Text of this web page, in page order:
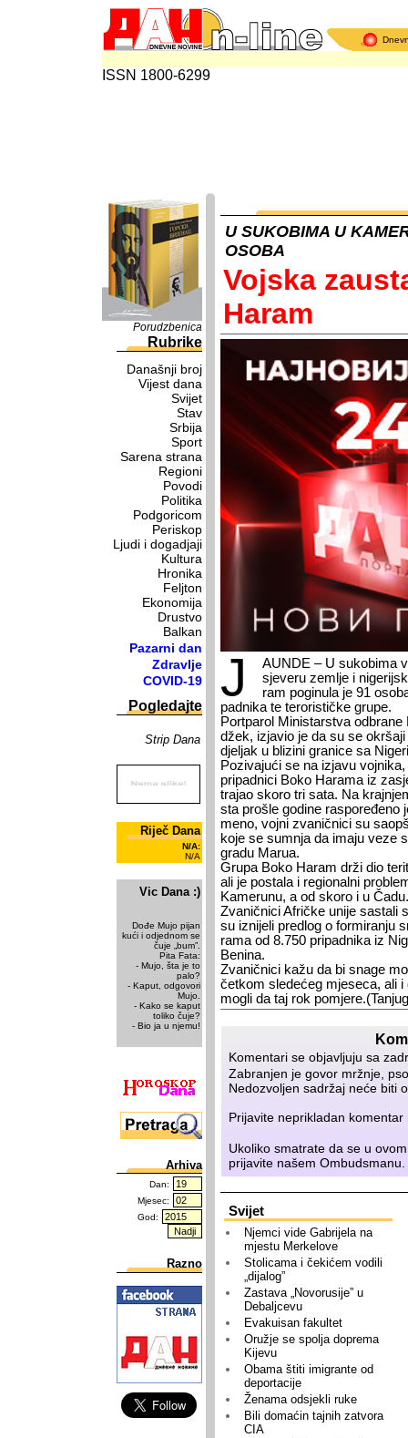
ISSN 1800-6299
Porudzbenica
Rubrike
Današnji broj
Vijest dana
Svijet
Stav
Srbija
Sport
Sarena strana
Regioni
Povodi
Politika
Podgoricom
Periskop
Ljudi i dogadjaji
Kultura
Hronika
Feljton
Ekonomija
Drustvo
Balkan
Pazarni dan
Zdravlje
COVID-19
Pogledajte
Strip Dana
Riječ Dana
N/A:
N/A
Vic Dana :)
Dođe Mujo pijan
kući i odjednom se
čuje „bum”.
Pita Fata:
- Mujo, šta je to
palo?
- Kaput, odgovori
Mujo.
- Kako se kaput
toliko čuje?
- Bio ja u njemu!
Arhiva
Dan:
Mjesec:
God:
Razno
U SUKOBIMA U
OSOBA
Vojska
Haram
J
A­UN­DE – U su­ko­bi­ma
sje­ve­ru ze­mlje i
ram po­gi­nu­la je 91
pad­ni­ka te te­ro­ri­stič­ke gru­pe.
Port­pa­rol Mi­ni­star­stva
džek, iz­ja­vio je da su se
dje­ljak u bli­zi­ni gra­ni­ce sa
Po­zi­va­ju­ći se na iz­ja­vu
pri­pad­ni­ci Bo­ko Ha­ra­ma iz
tra­jao sko­ro tri sa­ta. Na
sta pro­šle go­di­ne
me­no, voj­ni zva­nič­ni­ci su
ko­je se sum­nja da ima­ju ve­ze
gra­du Ma­rua.
Gru­pa Bo­ko Ha­ram dr­ži dio
ali je po­sta­la i re­gi­o­nal­ni
Ka­me­ru­nu, a od sko­ro i u Ča­du.
Zva­nič­ni­ci Afrič­ke uni­je sa­sta­li
su iz­ni­je­li pred­log o for­mi­ra­nju
ra­ma od 8.750 pri­pad­ni­ka iz
Be­ni­na.
Zva­nič­ni­ci ka­žu da bi sna­ge
čet­kom sle­de­ćeg mje­se­ca, ali
mo­gli da taj rok
Komentari se objavljuju sa
Zabranjen je govor mržnje,
Nedozvoljen sadržaj neće biti
Prijavite neprikladan
Ukoliko smatrate da se u
prijavite našemOmbudsmanu
Svijet
Njemci vide Gabrijela na
mjestu Merkelove
Stolicama i čekićem vodili
„dijalog”
Zastava „Novorusije” u
Debaljcevu
Evakuisan fakultet
Oružje se spolja doprema
Kijevu
Obama štiti imigrante od
deportacije
Ženama odsjekli ruke
Bili domaćin tajnih zatvora
CIA